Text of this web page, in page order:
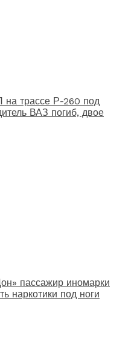
трассе Р-260 под
ВАЗ погиб, двое
пассажир иномарки
наркотики под ноги